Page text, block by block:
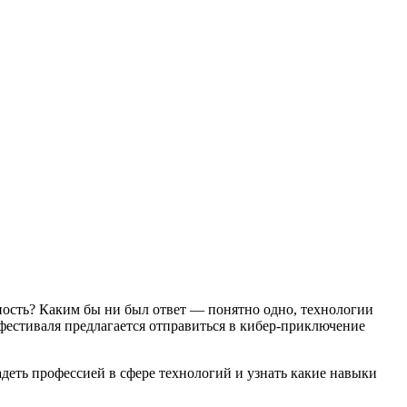
Каким бы ни был ответ — понятно одно, технологии
предлагается отправиться в кибер-приключение
профессией в сфере технологий и узнать какие навыки